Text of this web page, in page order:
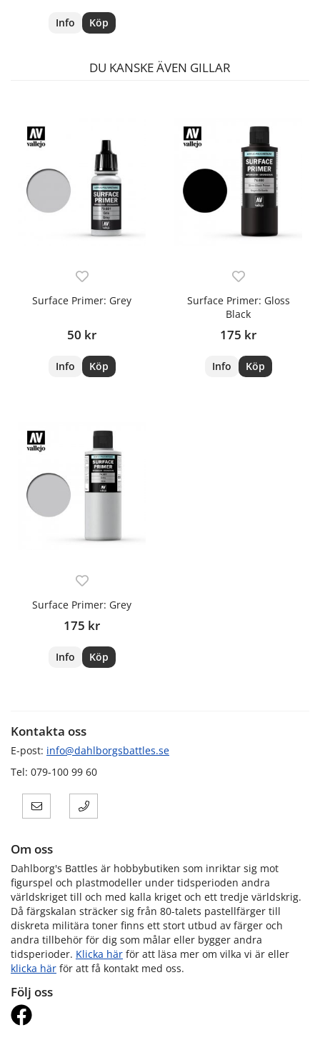
Info Köp
DU KANSKE ÄVEN GILLAR
Surface Primer: Grey
50 kr
Info Köp
Surface Primer: Gloss
Black
175 kr
Info Köp
Surface Primer: Grey
175 kr
Info Köp
Kontakta oss
E-post: info@dahlborgsbattles.se
Tel: 079-100 99 60
Om oss
Dahlborg's Battles är hobbybutiken som inriktar sig mot
figurspel och plastmodeller under tidsperioden andra
världskriget till och med kalla kriget och ett tredje världskrig.
Då färgskalan sträcker sig från 80-talets pastellfärger till
diskreta militära toner finns ett stort utbud av färger och
andra tillbehör för dig som målar eller bygger andra
tidsperioder. Klicka här för att läsa mer om vilka vi är eller
klicka här för att få kontakt med oss.
Följ oss